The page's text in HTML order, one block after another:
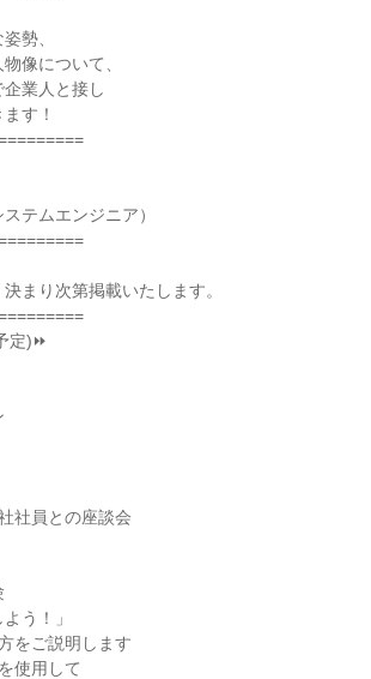
勢、
像について、
業人と接し
す！
テムエンジニア）
まり次第掲載いたします。
定)⏩
社員との座談会
う！」
をご説明します
使用して